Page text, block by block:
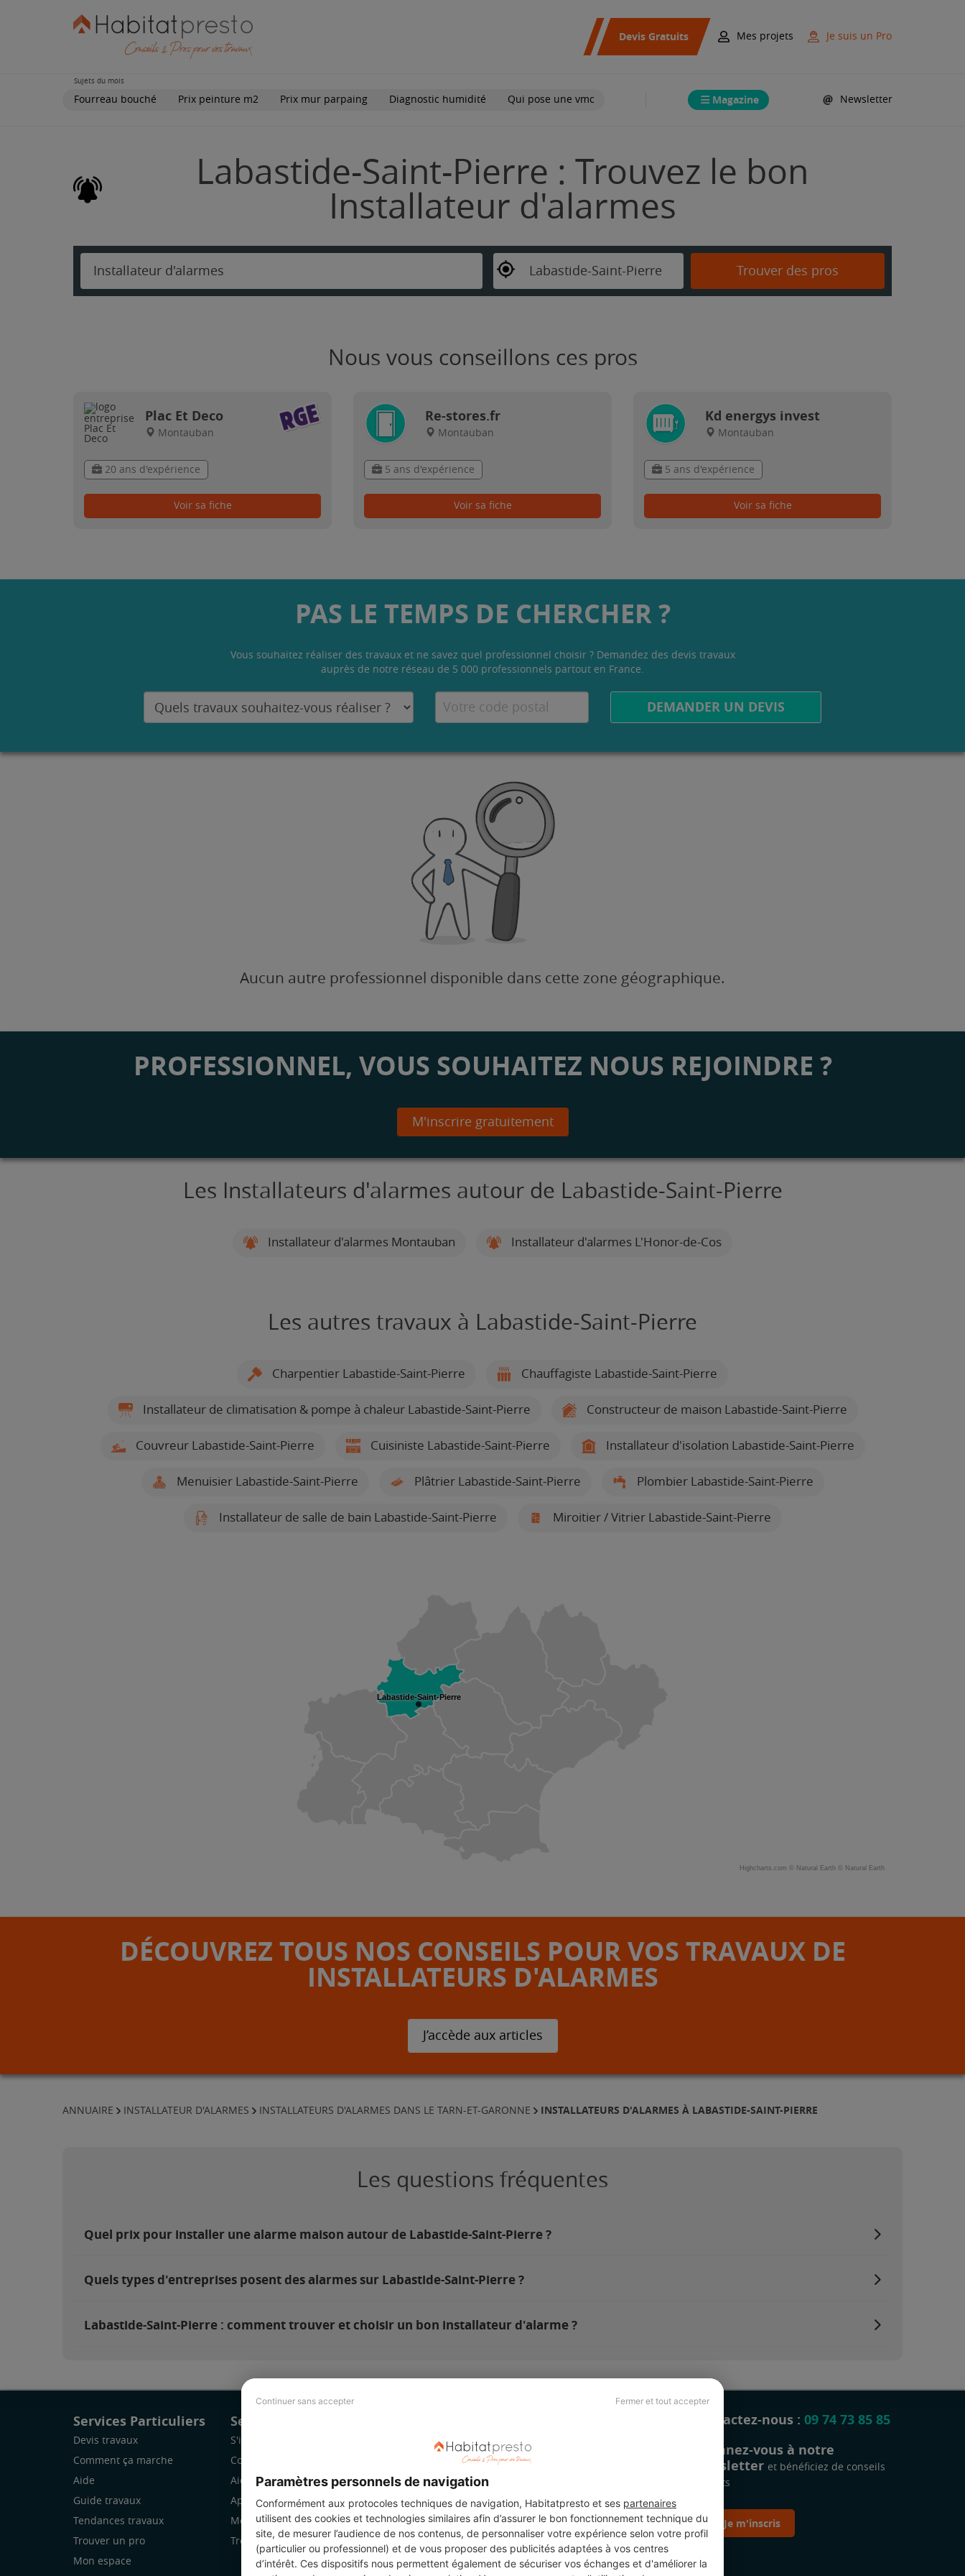
Continuer sans accepter Fermer et tout accepter
Paramètres personnels de navigation
Conformément aux protocoles techniques de navigation, Habitatpresto et ses partenaires
utilisent des cookies et technologies similaires afin d’assurer le bon fonctionnement technique du
site, de mesurer l’audience de nos contenus, de personnaliser votre expérience selon votre profil
(particulier ou professionnel) et de vous proposer des publicités adaptées à vos centres
d’intérêt. Ces dispositifs nous permettent également de sécuriser vos échanges et d'améliorer la
Devis Gratuits Mes projets Je suis un Pro
Sujets du mois
Fourreau bouché Prix peinture m2 Prix mur parpaing Diagnostic humidité Qui pose une vmc Magazine Newsletter
Labastide-Saint-Pierre : Trouvez le bon
Installateur d'alarmes
Installateur d'alarmes Labastide-Saint-Pierre Trouver des pros
Nous vous conseillons ces pros
Plac Et Deco
Montauban
20 ans d'expérience
Voir sa fiche
Re-stores.fr
Montauban
5 ans d'expérience
Voir sa fiche
Kd energys invest
Montauban
5 ans d'expérience
Voir sa fiche
PAS LE TEMPS DE CHERCHER ?
Vous souhaitez réaliser des travaux et ne savez quel professionnel choisir ? Demandez des devis travaux
auprès de notre réseau de 5 000 professionnels partout en France.
DEMANDER UN DEVIS
Aucun autre professionnel disponible dans cette zone géographique.
PROFESSIONNEL, VOUS SOUHAITEZ NOUS REJOINDRE ?
M'inscrire gratuitement
Les Installateurs d'alarmes autour de Labastide-Saint-Pierre
Installateur d'alarmes Montauban Installateur d'alarmes L'Honor-de-Cos
Les autres travaux à Labastide-Saint-Pierre
Charpentier Labastide-Saint-Pierre Chauffagiste Labastide-Saint-Pierre
Installateur de climatisation & pompe à chaleur Labastide-Saint-Pierre Constructeur de maison Labastide-Saint-Pierre
Couvreur Labastide-Saint-Pierre Cuisiniste Labastide-Saint-Pierre Installateur d'isolation Labastide-Saint-Pierre
Menuisier Labastide-Saint-Pierre Plâtrier Labastide-Saint-Pierre Plombier Labastide-Saint-Pierre
Installateur de salle de bain Labastide-Saint-Pierre Miroitier / Vitrier Labastide-Saint-Pierre
Labastide-Saint-Pierre
Highcharts.com © Natural Earth © Natural Earth
DÉCOUVREZ TOUS NOS CONSEILS POUR VOS TRAVAUX DE
INSTALLATEURS D'ALARMES
J’accède aux articles
ANNUAIRE INSTALLATEUR D'ALARMES INSTALLATEURS D'ALARMES DANS LE TARN-ET-GARONNE INSTALLATEURS D'ALARMES À LABASTIDE-SAINT-PIERRE
Les questions fréquentes
Quel prix pour installer une alarme maison autour de Labastide-Saint-Pierre ?
Quels types d'entreprises posent des alarmes sur Labastide-Saint-Pierre ?
Labastide-Saint-Pierre : comment trouver et choisir un bon installateur d'alarme ?
Services Particuliers
Devis travaux
Comment ça marche
Aide
Guide travaux
Tendances travaux
Trouver un pro
Mon espace
Services Pro
S'inscrire
Comment ça marche
Aide
Application Mobile
Mon espace
Trouver des chantiers
Revue de presse
Légal
Charte cookies
Contactez-nous : 09 74 73 85 85
Abonnez-vous à notre
newsletter et bénéficiez de conseils
gratuits
Je m'inscris